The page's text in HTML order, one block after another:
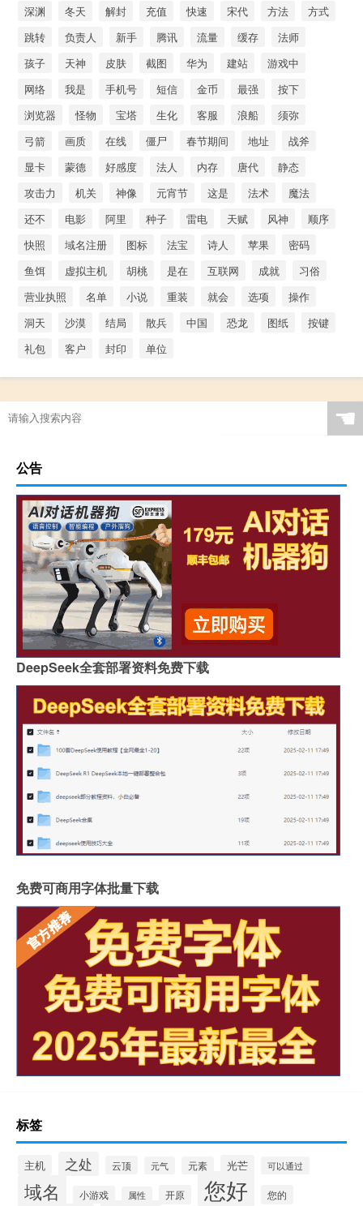
深渊
冬天 解封 充值 快速 宋代 方法
方式
跳转
负责人 新手 腾讯 流量 缓存
法师
孩子
天神 皮肤 截图 华为 建站
游戏中
网络
我是 手机号 短信 金币 最强
按下
浏览器
怪物 宝塔 生化 客服 浪船
须弥
弓箭
画质 在线 僵尸 春节期间 地址
战斧
显卡
蒙德 好感度 法人 内存 唐代
静态
攻击力
机关 神像 元宵节 这是 法术
魔法
还不
电影 阿里 种子 雷电 天赋 风神
顺序
快照
域名注册 图标 法宝 诗人 苹果
密码
鱼饵
虚拟主机 胡桃 是在 互联网 成就
习俗
营业执照
名单 小说 重装 就会 选项
操作
洞天
沙漠 结局 散兵 中国 恐龙 图纸
按键
礼包
客户 封印 单位
☚
公告
DeepSeek全套部署资料免费下载
免费可商用字体批量下载
标签
主机 之处 云顶 元气 元素 光芒 可以通过
域名 小游戏 属性 开原 您好 您的